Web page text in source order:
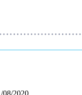
• • • • • • • • • • • • • • • • • • • • • • •
08/2020